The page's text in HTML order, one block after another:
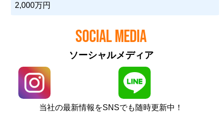
2,000万円
SOCIAL MEDIA
ソーシャルメディア
当社の最新情報をSNSでも随時更新中！